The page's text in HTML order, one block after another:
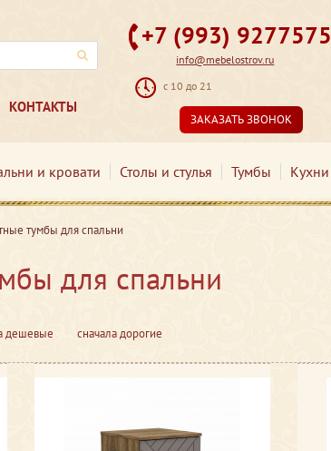
КОНТАКТЫ
+7 (993) 9277575
info@mebelostrov.ru
с 10 до 21
ЗАКАЗАТЬ ЗВОНОК
и кровати Столы и стулья Тумбы Кухни
тумбы для спальни
для спальни
дешевые сначала дорогие